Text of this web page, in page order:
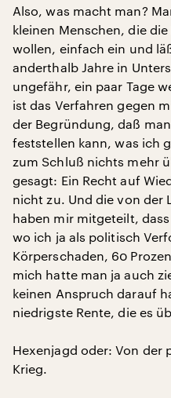
Also, was macht man?
kleinen Menschen, die
wollen, einfach ein und
anderthalb Jahre in
ungefähr, ein paar Tage
ist das Verfahren gegen
der Begründung, daß
feststellen kann, was ich
zum Schluß nichts mehr
gesagt: Ein Recht auf
nicht zu. Und die von der
haben mir mitgeteilt,
wo ich ja als politisch
Körperschaden, 60
mich hatte man ja auch
keinen Anspruch darauf
niedrigste Rente, die es
Hexenjagd oder: Von der
Krieg.